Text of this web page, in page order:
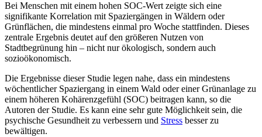
Bei Menschen mit einem hohen SOC-Wert zeigte sich eine
signifikante Korrelation mit Spaziergängen in Wäldern oder
Grünflächen, die mindestens einmal pro Woche stattfinden. Dieses
zentrale Ergebnis deutet auf den größeren Nutzen von
Stadtbegrünung hin – nicht nur ökologisch, sondern auch
sozioökonomisch.
Die Ergebnisse dieser Studie legen nahe, dass ein mindestens
wöchentlicher Spaziergang in einem Wald oder einer Grünanlage zu
einem höheren Kohärenzgefühl (SOC) beitragen kann, so die
Autoren der Studie. Es kann eine sehr gute Möglichkeit sein, die
psychische Gesundheit zu verbessern und Stress besser zu
bewältigen.